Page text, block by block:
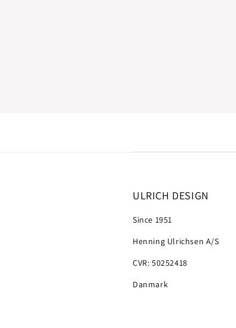
ULRICH DESIGN
Since 1951
Henning Ulrichsen A/S
CVR: 50252418
Danmark